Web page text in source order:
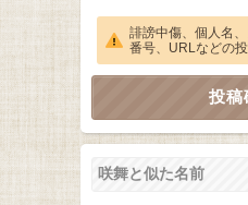
誹謗中傷、個人名
番号、URLなどの投
咲舞と似た名前